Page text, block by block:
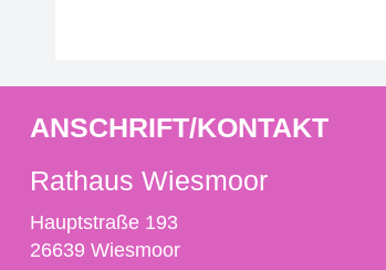
ANSCHRIFT/KONTAKT
Rathaus Wiesmoor
Hauptstraße 193
26639 Wiesmoor